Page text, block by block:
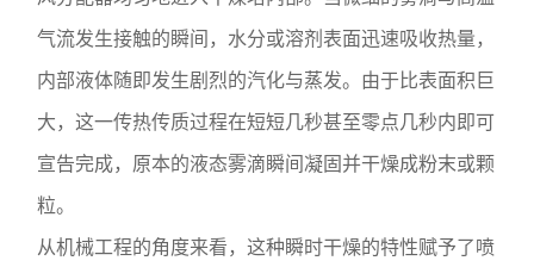
气流发生接触的瞬间，水分或溶剂表面迅速吸收热量，
内部液体随即发生剧烈的汽化与蒸发。由于比表面积巨
大，这一传热传质过程在短短几秒甚至零点几秒内即可
宣告完成，原本的液态雾滴瞬间凝固并干燥成粉末或颗
粒。
从机械工程的角度来看，这种瞬时干燥的特性赋予了喷